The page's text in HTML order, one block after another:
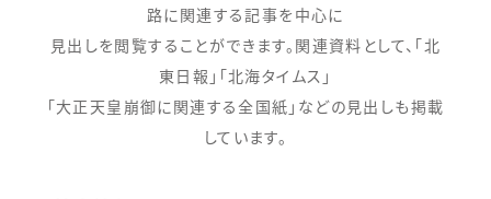
路に関連する記事を中心に
見出しを閲覧することができます。関連資料として、「北
東日報」「北海タイムス」
「大正天皇崩御に関連する全国紙」などの見出しも掲載
しています。